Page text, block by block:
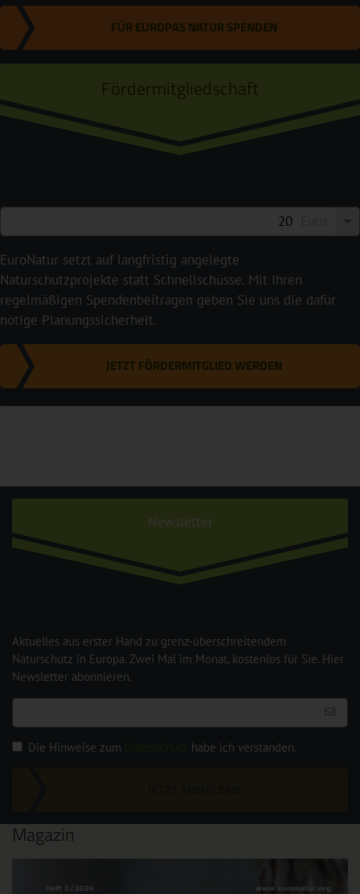
FÜR EUROPAS NATUR SPENDEN
Fördermitgliedschaft
EuroNatur setzt auf langfristig angelegte
Naturschutzprojekte statt Schnellschüsse. Mit Ihren
regelmäßigen Spendenbeiträgen geben Sie uns die dafür
nötige Planungssicherheit.
JETZT FÖRDERMITGLIED WERDEN
Newsletter
Aktuelles aus erster Hand zu grenz-überschreitendem
Naturschutz in Europa. Zwei Mal im Monat, kostenlos für Sie. Hier
Newsletter abonnieren.
Die Hinweise zum habe ich verstanden.
Magazin